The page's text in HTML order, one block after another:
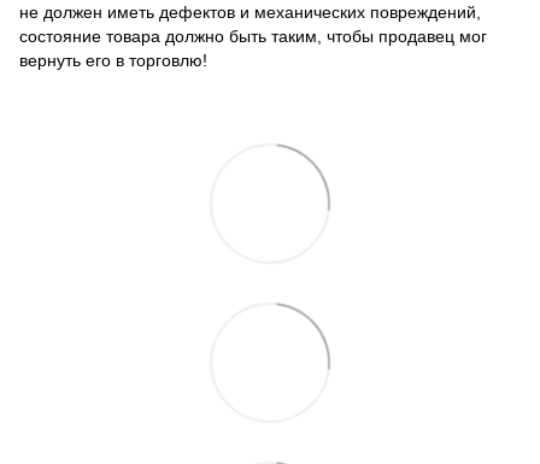
не должен иметь дефектов и механических повреждений,
состояние товара должно быть таким, чтобы продавец мог
вернуть его в торговлю!